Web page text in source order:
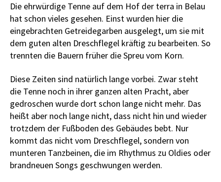
Die ehrwürdige Tenne auf dem Hof der terra in Belau
hat schon vieles gesehen. Einst wurden hier die
eingebrachten Getreidegarben ausgelegt, um sie mit
dem guten alten Dreschflegel kräftig zu bearbeiten. So
trennten die Bauern früher die Spreu vom Korn.
Diese Zeiten sind natürlich lange vorbei. Zwar steht
die Tenne noch in ihrer ganzen alten Pracht, aber
gedroschen wurde dort schon lange nicht mehr. Das
heißt aber noch lange nicht, dass nicht hin und wieder
trotzdem der Fußboden des Gebäudes bebt. Nur
kommt das nicht vom Dreschflegel, sondern von
munteren Tanzbeinen, die im Rhythmus zu Oldies oder
brandneuen Songs geschwungen werden.